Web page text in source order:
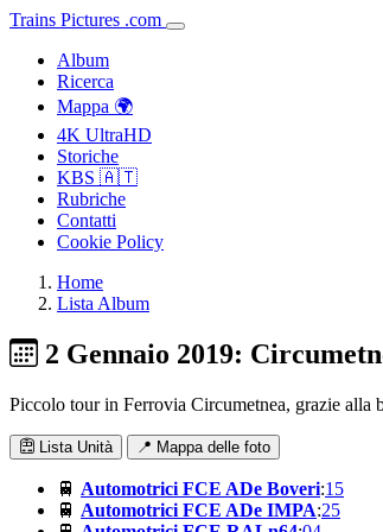
Trains Pictures .com
Album
Ricerca
Mappa 🌍
4K UltraHD
Storiche
KBS 🇦🇹
Rubriche
Contatti
Cookie Policy
Home
Lista Album
2 Gennaio 2019:
Piccolo tour in Ferrovia Circumetnea, grazie alla
Lista Unità 📍 Mappa delle foto
🚆 Automotrici FCE ADe Boveri:15
🚆 Automotrici FCE ADe IMPA:25